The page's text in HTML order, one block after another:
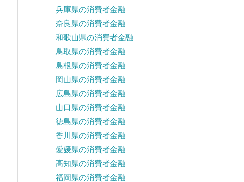
兵庫県の消費者金融
奈良県の消費者金融
和歌山県の消費者金融
鳥取県の消費者金融
島根県の消費者金融
岡山県の消費者金融
広島県の消費者金融
山口県の消費者金融
徳島県の消費者金融
香川県の消費者金融
愛媛県の消費者金融
高知県の消費者金融
福岡県の消費者金融